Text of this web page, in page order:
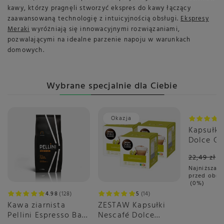
kawy, którzy pragnęli stworzyć ekspres do kawy łączący
zaawansowaną technologię z intuicyjnością obsługi.Ekspresy
Merakiwyróżniają się innowacyjnymi rozwiązaniami,
pozwalającymi na idealne parzenie napoju w warunkach
domowych.
Wybrane specjalnie dla Ciebie
4.98 128
Kawa ziarnista
Pellini Espresso Bar
Okazja
5 14
ZESTAW Kapsułki
Nescafé Dolce
Okazja
Dolce
22,49 zł
Najniższa
przed
0%